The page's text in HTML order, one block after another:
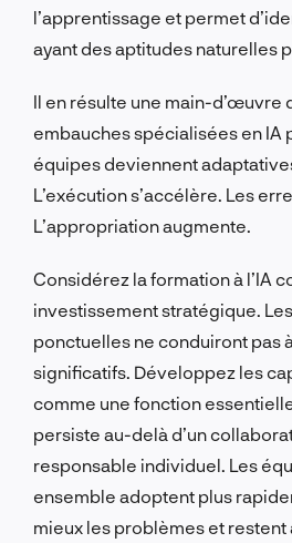
l’apprentissage et permet
ayant des aptitudes naturelles
Il en résulte une main-d’œuvre
embauches spécialisées en IA
équipes deviennent
L’exécution s’accélère. Les
L’appropriation augmente.
Considérez la formation à l’IA
investissement stratégique.
ponctuelles ne conduiront pas
significatifs. Développez les
comme une fonction
persiste au-delà d’un
responsable individuel. Les
ensemble adoptent plus
mieux les problèmes et restent